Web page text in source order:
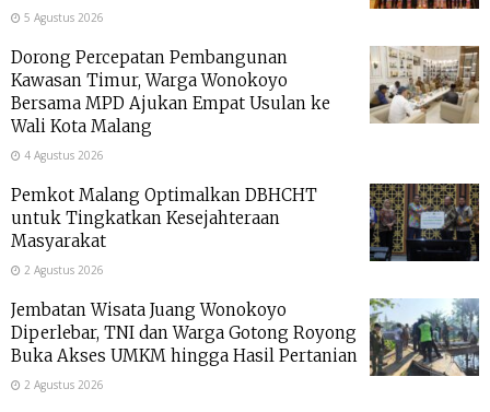
5 Agustus 2026
Dorong Percepatan Pembangunan
Kawasan Timur, Warga Wonokoyo
Bersama MPD Ajukan Empat Usulan ke
Wali Kota Malang
4 Agustus 2026
Pemkot Malang Optimalkan DBHCHT
untuk Tingkatkan Kesejahteraan
Masyarakat
2 Agustus 2026
Jembatan Wisata Juang Wonokoyo
Diperlebar, TNI dan Warga Gotong Royong
Buka Akses UMKM hingga Hasil Pertanian
2 Agustus 2026